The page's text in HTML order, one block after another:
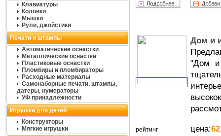
Клавиатуры
Колонки
Мышки
Рули, джойстики
Печати и штампы
Автоматические оснастки
Металлические оснастки
Пластиковые оснастки
Пломбиры и пломбираторы
Расходные материалы
Самонаборные печати, штампы,
датеры, нумераторы
УФ принадлежности
Игрушки для детей
Конструкторы
Мягкие игрушки
Дом и
"Дом и
рейтинг цена: